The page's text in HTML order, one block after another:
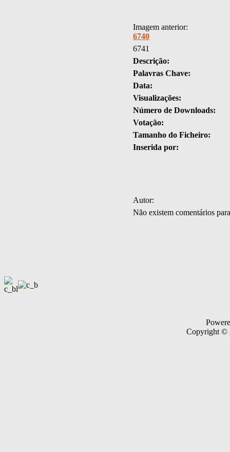
Imagem anterior:
6740
6741
Descrição:
Palavras Chave:
Data:
Visualizações:
Número de Downloads:
Votação:
Tamanho do Ficheiro:
Inserida por:
Autor:
Não existem comentários
Copyright ©